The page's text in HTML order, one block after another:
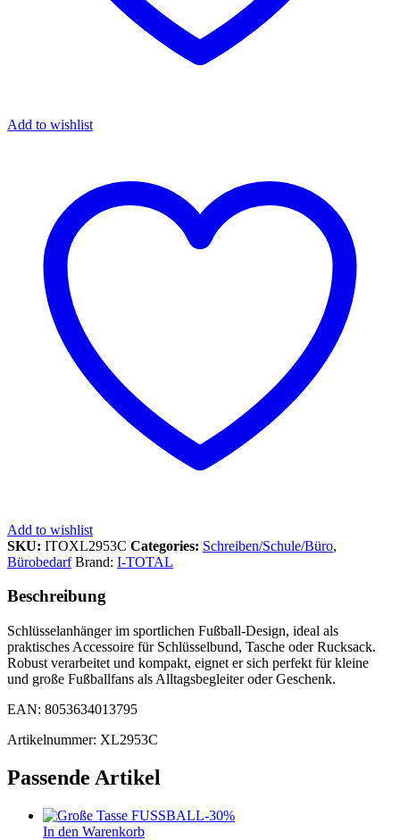
Add to wishlist
Add to wishlist
SKU: ITOXL2953C Categories: Schreiben/Schule/Büro,
Bürobedarf Brand: I-TOTAL
Beschreibung
Schlüsselanhänger im sportlichen Fußball-Design, ideal als
praktisches Accessoire für Schlüsselbund, Tasche oder Rucksack.
Robust verarbeitet und kompakt, eignet er sich perfekt für kleine
und große Fußballfans als Alltagsbegleiter oder Geschenk.
EAN: 8053634013795
Artikelnummer: XL2953C
Passende Artikel
-30%
In den Warenkorb